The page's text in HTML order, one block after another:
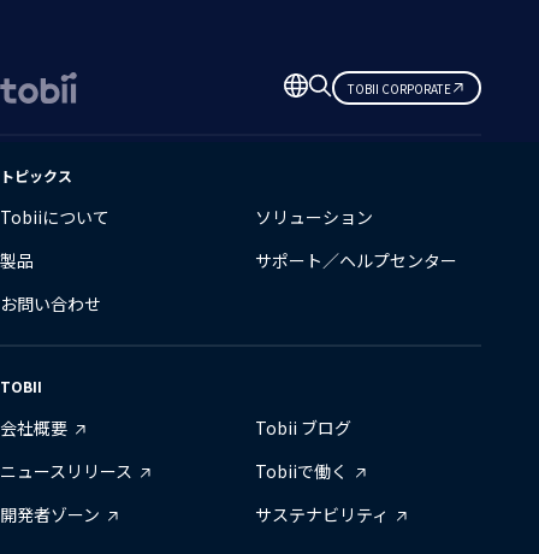
言
語
更
TOBII CORPORATE
トピックス
Tobiiについて
ソリューション
製品
サポート／ヘルプセンター
お問い合わせ
TOBII
会社概要
Tobii ブログ
ニュースリリース
Tobiiで働く
開発者ゾーン
サステナビリティ